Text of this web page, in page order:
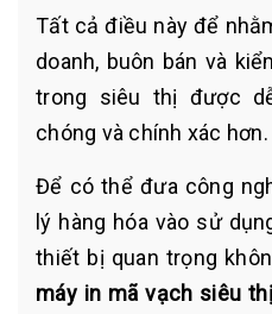
Tất cả điều này để
doanh, buôn bán và
trong siêu thị được
chóng và chính xác hơn.
Để có thể đưa công
lý hàng hóa vào sử
thiết bị quan trọng
máy in mã vạch siêu